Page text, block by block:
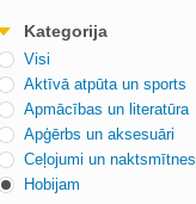
Kategorija
Visi
Aktīvā atpūta un sports
Apmācības un literatūra
Apģērbs un aksesuāri
Ceļojumi un naktsmītnes
Hobijam